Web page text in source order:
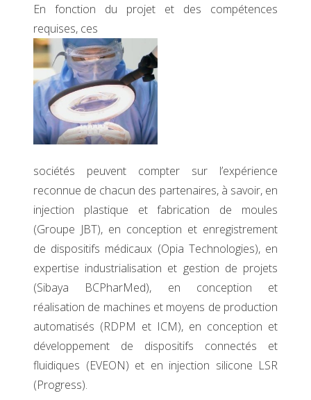
En fonction du projet et des compétences
requises, ces
sociétés peuvent compter sur l’expérience
reconnue de chacun des partenaires, à savoir, en
injection plastique et fabrication de moules
(Groupe JBT), en conception et enregistrement
de dispositifs médicaux (Opia Technologies), en
expertise industrialisation et gestion de projets
(Sibaya BCPharMed), en conception et
réalisation de machines et moyens de production
automatisés (RDPM et ICM), en conception et
développement de dispositifs connectés et
fluidiques (EVEON) et en injection silicone LSR
(Progress).